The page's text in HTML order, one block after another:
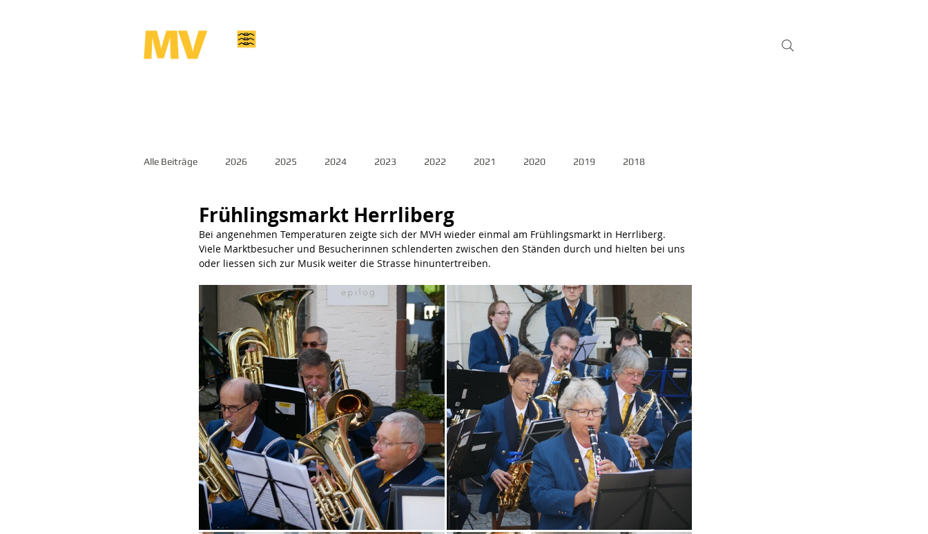
Alle Beiträge 2026 2025 2024 2023 2022 2021 2020 2019 2018
Frühlingsmarkt Herrliberg
Bei angenehmen Temperaturen zeigte sich der MVH wieder einmal am Frühlingsmarkt in Herrliberg.
Viele Marktbesucher und Besucherinnen schlenderten zwischen den Ständen durch und hielten bei uns
oder liessen sich zur Musik weiter die Strasse hinuntertreiben.